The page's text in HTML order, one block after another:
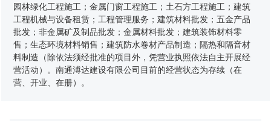
园林绿化工程施工；金属门窗工程施工；土石方工程施工；建筑
工程机械与设备租赁；工程管理服务；建筑材料批发；五金产品
批发；非金属矿及制品批发；金属材料批发；建筑装饰材料零
售；生态环境材料销售；建筑防水卷材产品制造；隔热和隔音材
料制造（除依法须经批准的项目外，凭营业执照依法自主开展经
营活动）。南通溥达建设有限公司目前的经营状态为存续（在
营、开业、在册）。